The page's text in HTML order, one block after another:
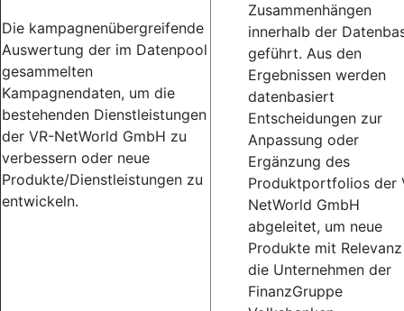
Die kampagnenübergreifende
Auswertung der im Datenpool
gesammelten
Kampagnendaten, um die
bestehenden Dienstleistungen
der VR-NetWorld GmbH zu
verbessern oder neue
Produkte/Dienstleistungen zu
entwickeln.
Zusammenhängen
innerhalb der
geführt. Aus den
Ergebnissen werden
datenbasiert
Entscheidungen zur
Anpassung oder
Ergänzung des
Produktportfolios der
NetWorld GmbH
abgeleitet, um neue
Produkte mit
die Unternehmen der
FinanzGruppe